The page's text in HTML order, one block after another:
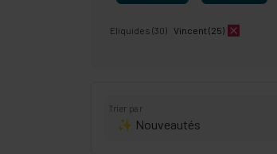
Eliquides (30) Vincent (25)
Trier par